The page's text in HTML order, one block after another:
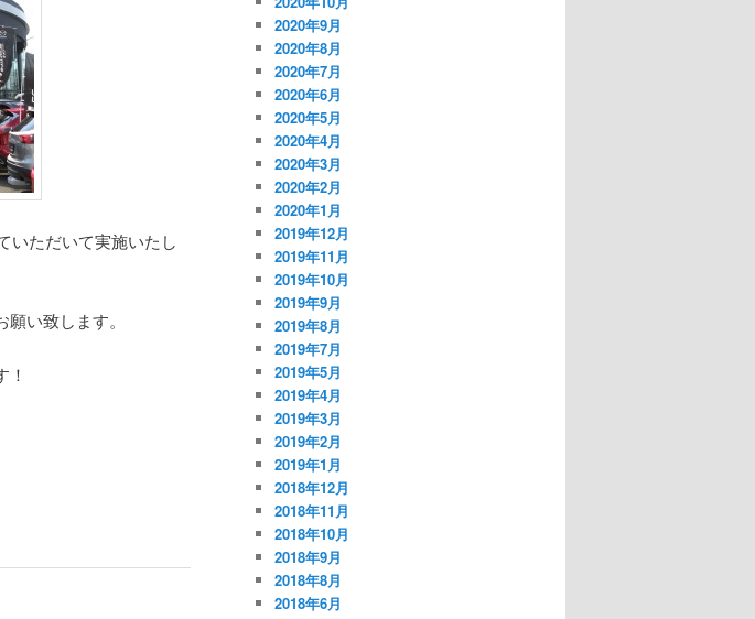
いただいて実施いたし
い致します。
2020年9月
2020年8月
2020年7月
2020年6月
2020年5月
2020年4月
2020年3月
2020年2月
2020年1月
2019年12月
2019年11月
2019年10月
2019年9月
2019年8月
2019年7月
2019年5月
2019年4月
2019年3月
2019年2月
2019年1月
2018年12月
2018年11月
2018年10月
2018年9月
2018年8月
2018年6月